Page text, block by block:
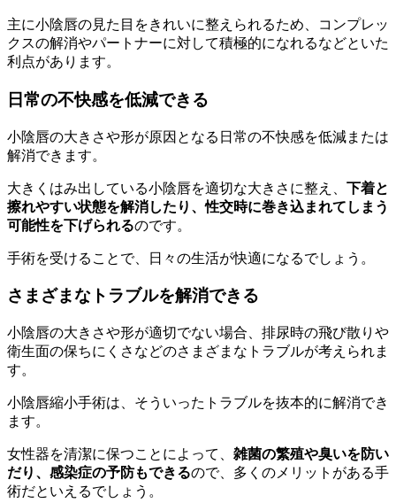
主に小陰唇の見た目をきれいに整えられるため、コンプレッ
クスの解消やパートナーに対して積極的になれるなどといた
利点があります。
日常の不快感を低減できる
小陰唇の大きさや形が原因となる日常の不快感を低減または
解消できます。
大きくはみ出している小陰唇を適切な大きさに整え、 下着と
擦れやすい状態を解消したり、性交時に巻き込まれてしまう
可能性を下げられるのです。
手術を受けることで、日々の生活が快適になるでしょう。
さまざまなトラブルを解消できる
小陰唇の大きさや形が適切でない場合、排尿時の飛び散りや
衛生面の保ちにくさなどのさまざまなトラブルが考えられま
す。
小陰唇縮小手術は、そういったトラブルを抜本的に解消でき
ます。
女性器を清潔に保つことによって、 雑菌の繁殖や臭いを防い
だり、感染症の予防もできるので、多くのメリットがある手
術だといえるでしょう。